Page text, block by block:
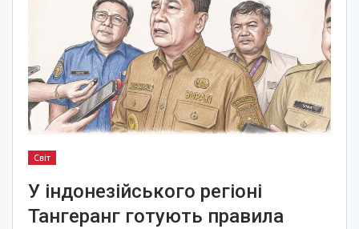
Світ
У індонезійського регіоні
Тангеранг готують правила